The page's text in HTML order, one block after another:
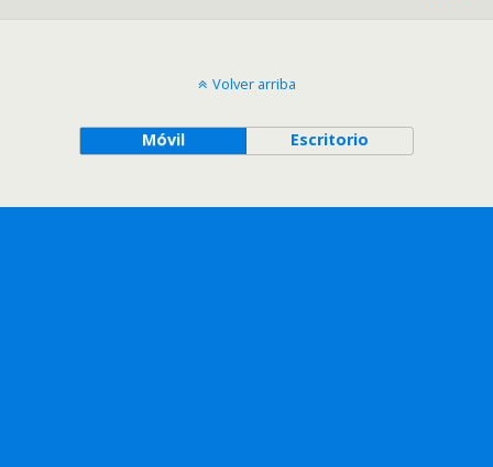
Volver arriba
Móvil Escritorio